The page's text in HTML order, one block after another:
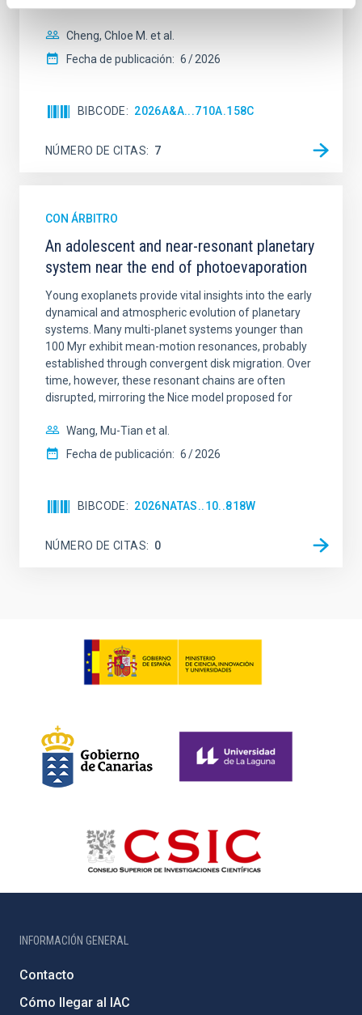
Cheng, Chloe M. et al.
Fecha de publicación: 6 2026
BIBCODE 2026A&A...710A.158C
NÚMERO DE CITAS 7
CON ÁRBITRO
An adolescent and near-resonant planetary
system near the end of photoevaporation
Young exoplanets provide vital insights into the early
dynamical and atmospheric evolution of planetary
systems. Many multi-planet systems younger than
100 Myr exhibit mean-motion resonances, probably
established through convergent disk migration. Over
time, however, these resonant chains are often
disrupted, mirroring the Nice model proposed for
Wang, Mu-Tian et al.
Fecha de publicación: 6 2026
BIBCODE 2026NATAS..10..818W
NÚMERO DE CITAS 0
INFORMACIÓN GENERAL
Contacto
Cómo llegar al IAC